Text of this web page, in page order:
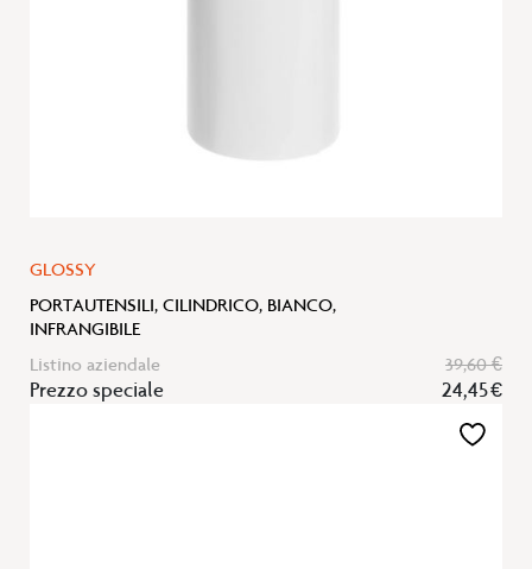
GLOSSY
PORTAUTENSILI, CILINDRICO, BIANCO,
INFRANGIBILE
Listino aziendale
39,60 €
Prezzo speciale 24,45 €
Aggiungi